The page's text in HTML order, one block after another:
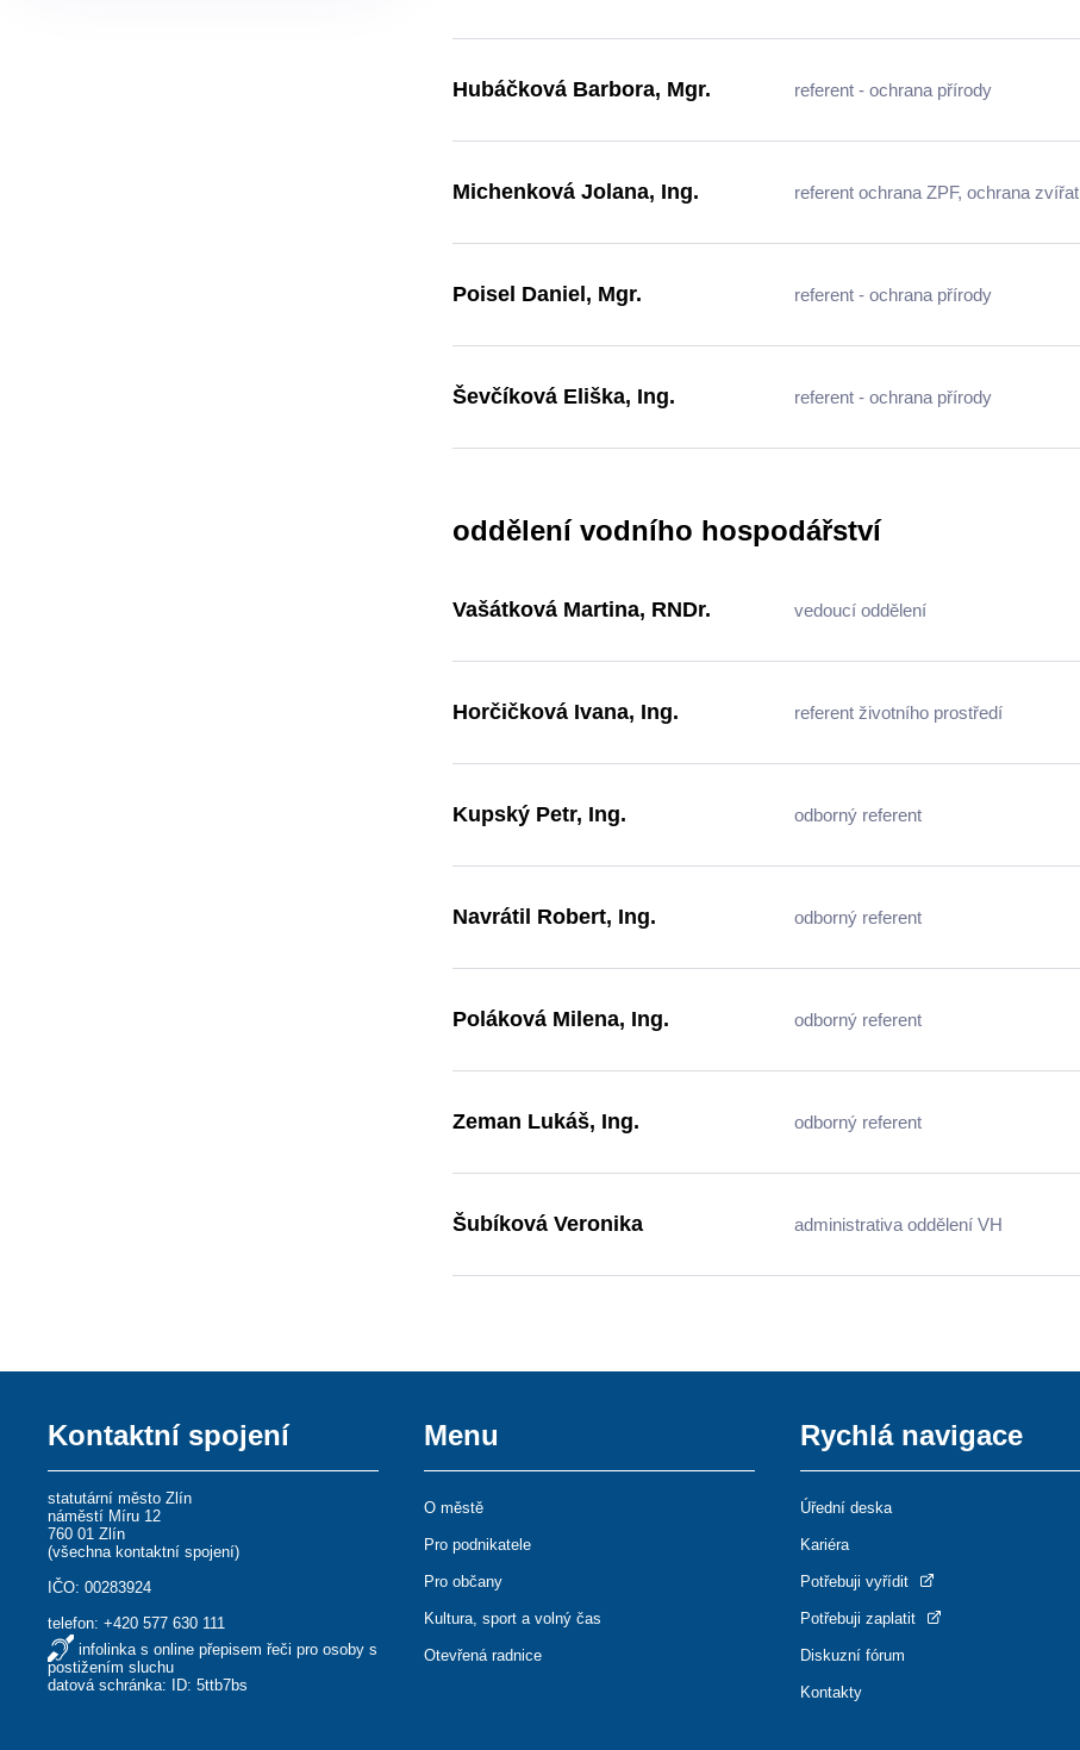
Hubáčková Barbora, Mgr. referent - ochrana přírody
Michenková Jolana, Ing. referent ochrana ZPF, ochrana zvířat
Poisel Daniel, Mgr. referent - ochrana přírody
Ševčíková Eliška, Ing. referent - ochrana přírody
oddělení vodního hospodářství
Vašátková Martina, RNDr. vedoucí oddělení
Horčičková Ivana, Ing. referent životního prostředí
Kupský Petr, Ing. odborný referent
Navrátil Robert, Ing. odborný referent
Poláková Milena, Ing. odborný referent
Zeman Lukáš, Ing. odborný referent
Šubíková Veronika administrativa oddělení VH
Kontaktní spojení
statutární město Zlín
náměstí Míru 12
760 01 Zlín
(všechna kontaktní spojení)
IČO: 00283924
telefon:+420 577 630 111
infolinka s online přepisem řeči pro osoby s
postižením sluchu
datová schránka: ID: 5ttb7bs
Menu
O městě
Pro podnikatele
Pro občany
Kultura, sport a volný čas
Otevřená radnice
Rychlá navigace
Úřední deska
Kariéra
Potřebuji vyřídit
Potřebuji zaplatit
Diskuzní fórum
Kontakty